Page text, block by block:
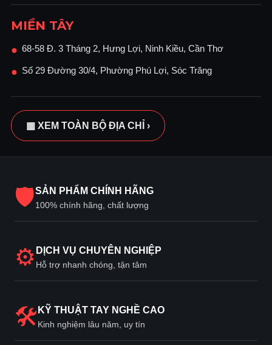
MIỀN TÂY
● 68-58 Đ. 3 Tháng 2, Hưng Lợi, Ninh Kiều, Cần Thơ
● Số 29 Đường 30/4, Phường Phú Lợi, Sóc Trăng
▦ XEM TOÀN BỘ ĐỊA CHỈ ›
🛡SẢN PHẨM CHÍNH HÃNG
100% chính hãng, chất lượng
⚙ DỊCH VỤ CHUYÊN NGHIỆP
Hỗ trợ nhanh chóng, tận tâm
🛠 KỸ THUẬT TAY NGHỀ CAO
Kinh nghiệm lâu năm, uy tín